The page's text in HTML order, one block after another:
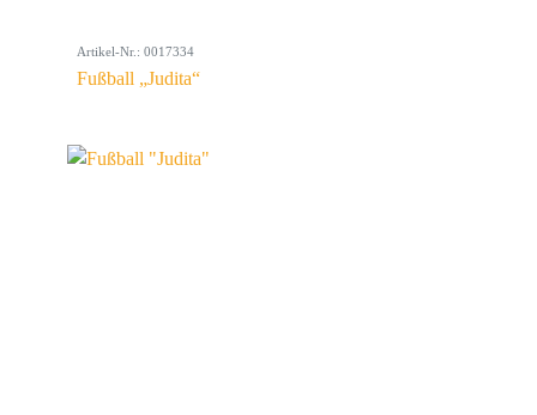
Artikel-Nr.: 0017334
Fußball „Judita“